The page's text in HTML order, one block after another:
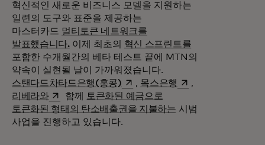
혁신적인 새로운 비즈니스 모델을 지원하는
일련의 도구와 표준을 제공하는
마스터카드 멀티토큰 네트워크를
발표했습니다.이제 최초의 혁신 스프린트를
포함한 수개월간의 베타 테스트 끝에 MTN의
약속이 실현될 날이 가까워졌습니다.
스탠다드차타드은행(홍콩)새 탭에서 열림
, 목스은행 새 탭에서 열림
,
리베라와새 탭에서 열림
함께 토큰화된 예금으로
토큰화된 형태의 탄소배출권을 지불하는 시범
사업을 진행하고 있습니다.